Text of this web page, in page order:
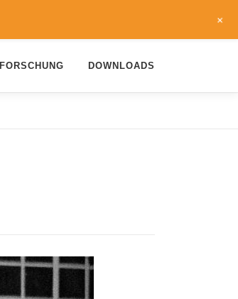
FORSCHUNG DOWNLOADS
+